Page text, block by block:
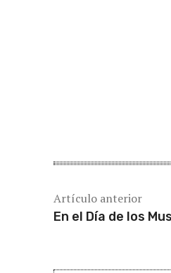
Artículo anterior
En el Día de los